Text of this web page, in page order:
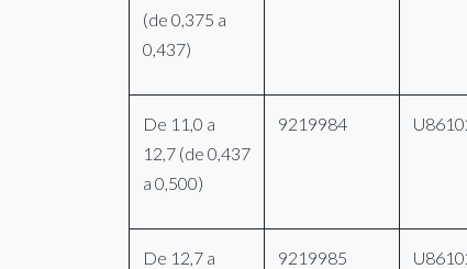
(de 0,375 a
0,437)
De 11,0 a
12,7 (de 0,437
a 0,500)
9219984
De 12,7 a
9219985